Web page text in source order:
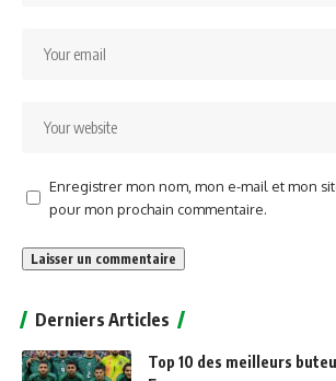
Enregistrer mon nom, mon e-mail et mon
pour mon prochain commentaire.
Derniers Articles
Top 10 des meilleurs